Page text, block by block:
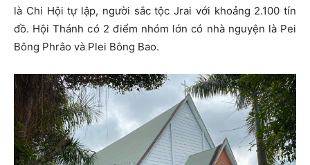
là Chi Hội tự lập, người sắc tộc Jrai với khoảng 2.100 tín
đồ. Hội Thánh có 2 điểm nhóm lớn có nhà nguyện là Pei
Bông Phrâo và Plei Bông Bao.